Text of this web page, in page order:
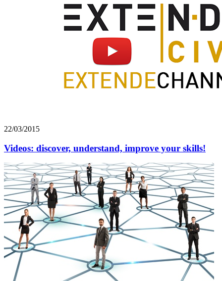
22/03/2015
Videos: discover, understand, improve your skills!